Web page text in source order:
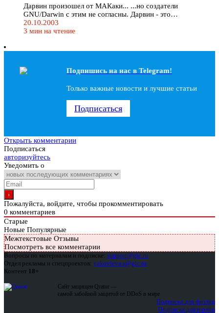
Дарвин произошел от МАКаки... ...но создатели
GNU/Darwin с этим не согласны. Дарвин - это…
20.10.2003
3 мин на чтение
Подпишись на наc в Telegram!
Только важные новости и лучшие статьи
Подписаться
Открыть комментарии
Подписаться
авторизуйтесь
Уведомить о
Пожалуйста, войдите, чтобы прокомментировать
0 комментариев
Старые
Новые Популярные
Межтекстовые Отзывы
Посмотреть все комментарии
Вопросы по материалам и подписке: support@glc.ru
Отдел рекламы и спецпроектов: yakovleva.a@glc.ru
Контент 18+
Сайт защищен Qrator —
самой забойной защитой от DDoS в мире
Подписка для физлиц
Подписка для юрлиц